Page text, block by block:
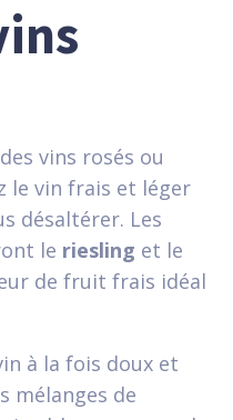
vins rosés ou
le vin frais et léger
désaltérer. Les
le riesling et le
de fruit frais idéal
à la fois doux et
mélanges de